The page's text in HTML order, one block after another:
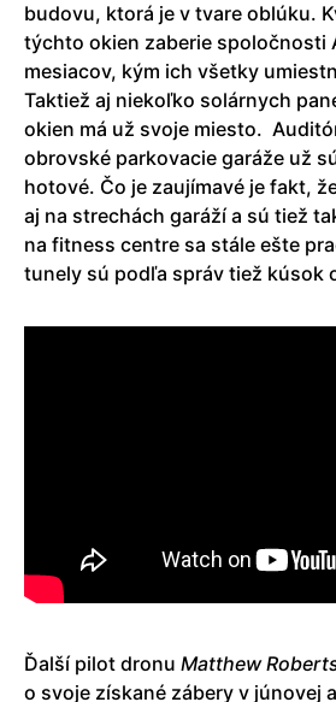
budovu, ktorá je v tvare oblúku.
týchto okien zaberie spoločnosti
mesiacov, kým ich všetky
Taktiež aj niekoľko solárnych
okien má už svoje miesto.
obrovské parkovacie garáže už
hotové. Čo je zaujímavé je fakt,
aj na strechách garáží a sú tiež
na fitness centre sa stále ešte
tunely sú podľa správ tiež kúsok
Ďalší pilot dronu Matthew
o svoje získané zábery v júnovej